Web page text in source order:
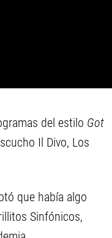
del estilo Got
Il Divo, Los
que había algo
Sinfónicos,